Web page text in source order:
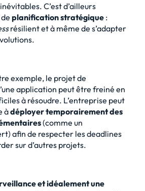
C’est d’ailleurs
planification stratégique:
résilient et à même de s’adapter
exemple, le projet de
application peut être freiné en
à résoudre. L’entreprise peut
àdéployer temporairement des
(comme un
afin de respecter les deadlines
sur d’autres projets.
et idéalement une